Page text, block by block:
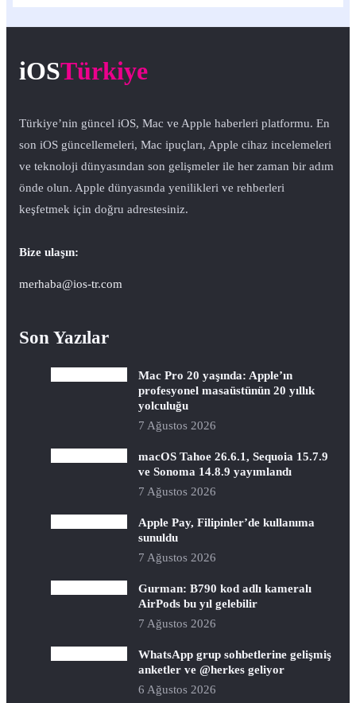
iOSTürkiye
Türkiye’nin güncel iOS, Mac ve Apple haberleri platformu. En
son iOS güncellemeleri, Mac ipuçları, Apple cihaz incelemeleri
ve teknoloji dünyasından son gelişmeler ile her zaman bir adım
önde olun. Apple dünyasında yenilikleri ve rehberleri
keşfetmek için doğru adrestesiniz.
Bize ulaşın:
merhaba@ios-tr.com
Son Yazılar
Mac Pro 20 yaşında: Apple’ın
profesyonel masaüstünün 20 yıllık
yolculuğu
7 Ağustos 2026
macOS Tahoe 26.6.1, Sequoia 15.7.9
ve Sonoma 14.8.9 yayımlandı
7 Ağustos 2026
Apple Pay, Filipinler’de kullanıma
sunuldu
7 Ağustos 2026
Gurman: B790 kod adlı kameralı
AirPods bu yıl gelebilir
7 Ağustos 2026
WhatsApp grup sohbetlerine gelişmiş
anketler ve @herkes geliyor
6 Ağustos 2026